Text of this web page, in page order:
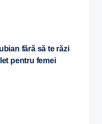
fără să te răzi
pentru femei